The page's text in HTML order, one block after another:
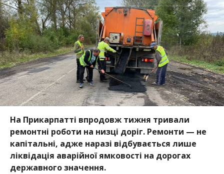
На Прикарпатті впродовж тижня тривали
ремонтні роботи на низці доріг. Ремонти — не
капітальні, адже наразі відбувається лише
ліквідація аварійної ямковості на дорогах
державного значення.